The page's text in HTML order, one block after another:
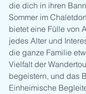
die dich in ihren
Sommer im
bietet eine Fülle von
jedes Alter und
die ganze Familie
Vielfalt der
begeistern, und das
Einheimische